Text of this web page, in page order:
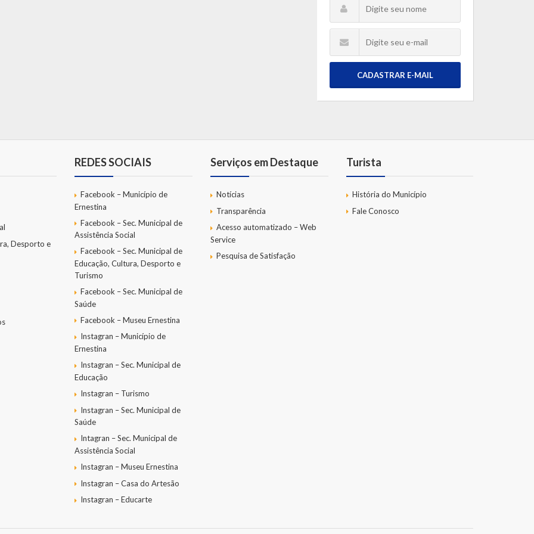
CADASTRAR E-MAIL
Desporto e
REDES SOCIAIS
Facebook – Município de
Ernestina
Facebook – Sec. Municipal de
Assistência Social
Facebook – Sec. Municipal de
Educação, Cultura, Desporto e
Turismo
Facebook – Sec. Municipal de
Saúde
Facebook – Museu Ernestina
Instagran – Município de
Ernestina
Instagran – Sec. Municipal de
Educação
Instagran – Turismo
Instagran – Sec. Municipal de
Saúde
Intagran – Sec. Municipal de
Assistência Social
Instagran – Museu Ernestina
Instagran – Casa do Artesão
Instagran – Educarte
Serviços em Destaque
Notícias
Transparência
Acesso automatizado – Web
Service
Pesquisa de Satisfação
Turista
História do Município
Fale Conosco